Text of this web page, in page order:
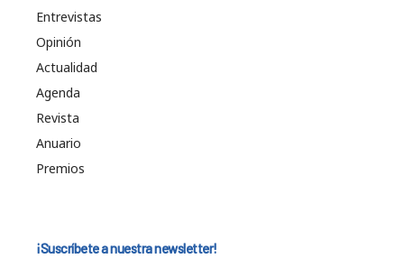
Entrevistas
Opinión
Actualidad
Agenda
Revista
Anuario
Premios
¡Suscríbete a nuestra newsletter!